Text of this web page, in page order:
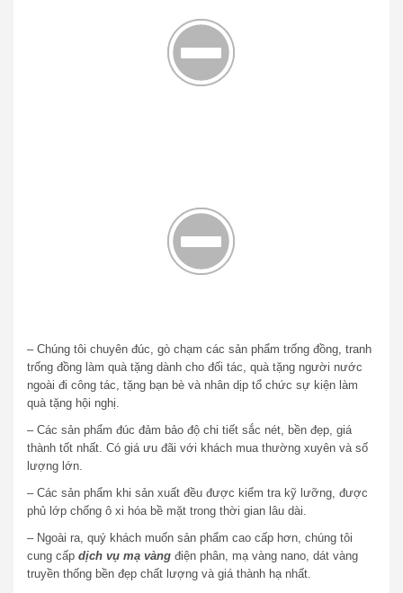
– Chúng tôi chuyên đúc, gò chạm các sản phẩm trống đồng, tranh
trống đồng làm quà tặng dành cho đối tác, quà tặng người nước
ngoài đi công tác, tặng bạn bè và nhân dịp tổ chức sự kiện làm
quà tặng hội nghị.
– Các sản phẩm đúc đảm bảo độ chi tiết sắc nét, bền đẹp, giá
thành tốt nhất. Có giá ưu đãi với khách mua thường xuyên và số
lượng lớn.
– Các sản phẩm khi sản xuất đều được kiểm tra kỹ lưỡng, được
phủ lớp chống ô xi hóa bề mặt trong thời gian lâu dài.
– Ngoài ra, quý khách muốn sản phẩm cao cấp hơn, chúng tôi
cung cấp dịch vụ mạ vàng điện phân, mạ vàng nano, dát vàng
truyền thống bền đẹp chất lượng và giá thành hạ nhất.